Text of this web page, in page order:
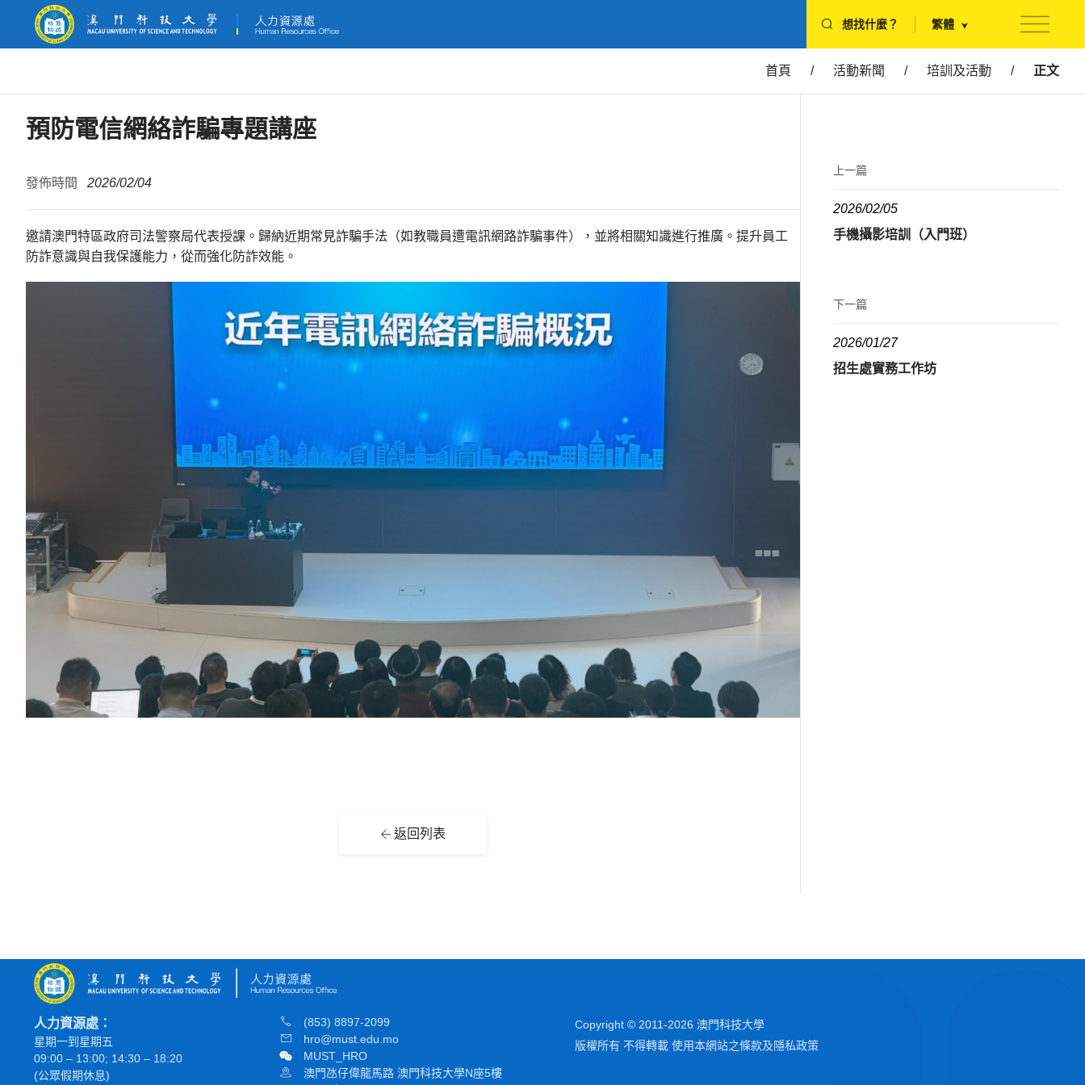
想找什麼？ 繁體
首頁 / 活動新聞 / 培訓及活動 / 正文
預防電信網絡詐騙專題講座
發佈時間 2026/02/04
邀請澳門特區政府司法警察局代表授課。歸納近期常見詐騙手法（如教職員遭電訊網路詐騙事件），並將相關知識進行推廣。提升員工
防詐意識與自我保護能力，從而強化防詐效能。
返回列表
上一篇
2026/02/05
手機攝影培訓（入門班）
下一篇
2026/01/27
招生處實務工作坊
人力資源處：
星期一到星期五
09:00 – 13:00; 14:30 – 18:20
(公眾假期休息)
(853) 8897-2099
hro@must.edu.mo
MUST_HRO
澳門氹仔偉龍馬路 澳門科技大學N座5樓
Copyright © 2011-2026 澳門科技大學
版權所有 不得轉載 使用本網站之條款及隱私政策